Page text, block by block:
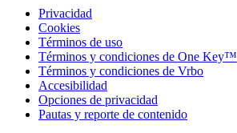
Privacidad
Cookies
Términos de uso
Términos y condiciones de One Key™
Términos y condiciones de Vrbo
Accesibilidad
Opciones de privacidad
Pautas y reporte de contenido